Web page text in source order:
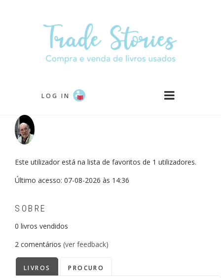
LOG IN
Este utilizador está na lista de favoritos de 1 utilizadores.
Último acesso: 07-08-2026 às 14:36
SOBRE
0 livros vendidos
2 comentários (ver feedback)
LIVROS PROCURO